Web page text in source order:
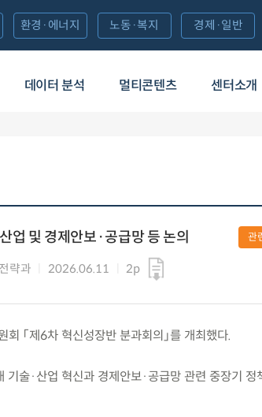
데이터 분석 멀티콘텐츠 센터소개
환경·에너지 노동·복지 경제·일반
업 및 경제안보·공급망 등 논의
략과 2026.06.11 2p
관
「제6차 혁신성장반 분과회의」를 개최했다.
술·산업 혁신과 경제안보·공급망 관련 중장기 정